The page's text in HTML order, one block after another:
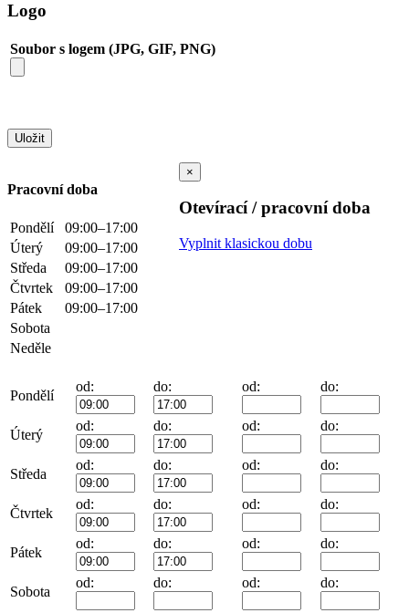
Logo
Soubor s logem (JPG, GIF, PNG)
Pracovní doba
Pondělí
09:00–17:00
Úterý
09:00–17:00
Středa
09:00–17:00
Čtvrtek
09:00–17:00
Pátek
09:00–17:00
Sobota
Neděle
×
Otevírací / pracovní doba
Vyplnit klasickou dobu
Pondělí
od: do: od: do:
Úterý
od: do: od: do:
Středa
od: do: od: do:
Čtvrtek
od: do: od: do:
Pátek
od: do: od: do:
Sobota
od: do: od: do: